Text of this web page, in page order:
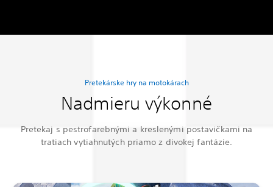
Pretekárske hry na motokárach
Nadmieru výkonné
Pretekaj s pestrofarebnými a kreslenými postavičkami na
tratiach vytiahnutých priamo z divokej fantázie.